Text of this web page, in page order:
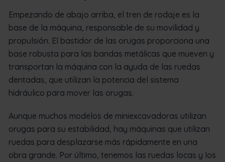
Empezando de abajo arriba, el tren de rodaje es la
base de la máquina, responsable de su movilidad y
propulsión. El bastidor de las orugas proporciona una
base robusta para las bandas metálicas que mueven y
transportan la máquina con la ayuda de las ruedas
dentadas, que utilizan la potencia del sistema
hidráulico para mover las orugas.
Aunque muchos modelos de miniexcavadoras utilizan
orugas para su estabilidad, hay máquinas que utilizan
ruedas para desplazarse más rápidamente en una
obra grande. Por último, tenemos las ruedas locas y los